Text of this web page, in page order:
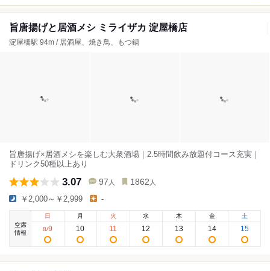
旨唐揚げと居酒メシ ミライザカ 淀屋橋店
淀屋橋駅 94m / 居酒屋、焼き鳥、もつ鍋
旨唐揚げ×居酒メシを楽しむ大衆酒場｜2.5時間飲み放題付コース充実｜
ドリンク50種以上あり
3.07 97 人 1862 人
￥2,000～￥2,999 -
空席
情報
日
8/9
月
10
火
11
水
12
木
13
金
14
土
15